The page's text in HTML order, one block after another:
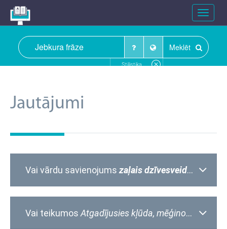
Toggle
Meklēt
Stilistika
Jautājumi
Vai vārdu savienojums zaļais dzīvesveids
Vai teikumos Atgadījusies kļūda, mēģinot atslēgt glabātavu